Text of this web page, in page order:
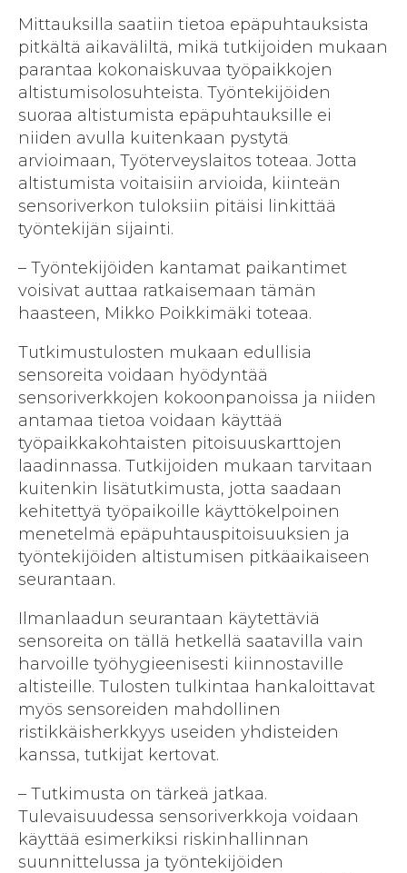
Mittauksilla saatiin tietoa epäpuhtauksista
pitkältä aikaväliltä, mikä tutkijoiden mukaan
parantaa kokonaiskuvaa työpaikkojen
altistumisolosuhteista. Työntekijöiden
suoraa altistumista epäpuhtauksille ei
niiden avulla kuitenkaan pystytä
arvioimaan, Työterveyslaitos toteaa. Jotta
altistumista voitaisiin arvioida, kiinteän
sensoriverkon tuloksiin pitäisi linkittää
työntekijän sijainti.
– Työntekijöiden kantamat paikantimet
voisivat auttaa ratkaisemaan tämän
haasteen, Mikko Poikkimäki toteaa.
Tutkimustulosten mukaan edullisia
sensoreita voidaan hyödyntää
sensoriverkkojen kokoonpanoissa ja niiden
antamaa tietoa voidaan käyttää
työpaikkakohtaisten pitoisuuskarttojen
laadinnassa. Tutkijoiden mukaan tarvitaan
kuitenkin lisätutkimusta, jotta saadaan
kehitettyä työpaikoille käyttökelpoinen
menetelmä epäpuhtauspitoisuuksien ja
työntekijöiden altistumisen pitkäaikaiseen
seurantaan.
Ilmanlaadun seurantaan käytettäviä
sensoreita on tällä hetkellä saatavilla vain
harvoille työhygieenisesti kiinnostaville
altisteille. Tulosten tulkintaa hankaloittavat
myös sensoreiden mahdollinen
ristikkäisherkkyys useiden yhdisteiden
kanssa, tutkijat kertovat.
– Tutkimusta on tärkeä jatkaa.
Tulevaisuudessa sensoriverkkoja voidaan
käyttää esimerkiksi riskinhallinnan
suunnittelussa ja työntekijöiden